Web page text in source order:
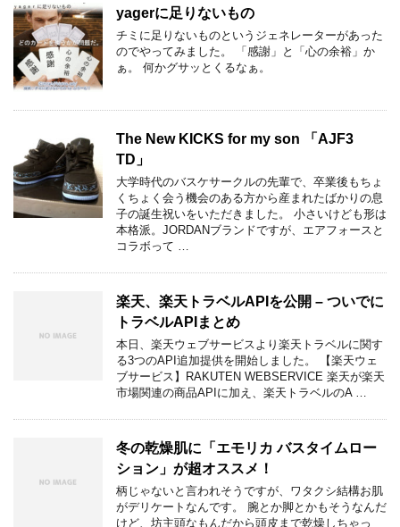
yagerに足りないもの
チミに足りないものというジェネレーターがあった
のでやってみました。 「感謝」と「心の余裕」か
ぁ。 何かグサッとくるなぁ。
The New KICKS for my son 「AJF3
TD」
大学時代のバスケサークルの先輩で、卒業後もちょ
くちょく会う機会のある方から産まれたばかりの息
子の誕生祝いをいただきました。 小さいけども形は
本格派。JORDANブランドですが、エアフォースと
コラボって …
楽天、楽天トラベルAPIを公開 – ついでに
トラベルAPIまとめ
本日、楽天ウェブサービスより楽天トラベルに関す
る3つのAPI追加提供を開始しました。 【楽天ウェ
ブサービス】RAKUTEN WEBSERVICE 楽天が楽天
市場関連の商品APIに加え、楽天トラベルのA …
冬の乾燥肌に「エモリカ バスタイムロー
ション」が超オススメ！
柄じゃないと言われそうですが、ワタクシ結構お肌
がデリケートなんです。 腕とか脚とかもそうなんだ
けど、坊主頭なもんだから頭皮まで乾燥しちゃっ